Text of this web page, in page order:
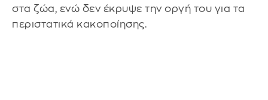
στα ζώα, ενώ δεν έκρυψε την οργή του για τα
περιστατικά κακοποίησης.